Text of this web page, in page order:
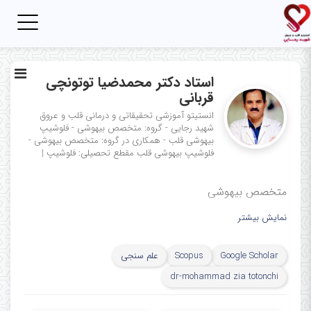
استاد دکتر محمدضیا توتونچی
قربانی
انستیتو آموزشی تحقیقاتی و درمانی قلب و عروق
شهید رجایی - گروه: متخصص بیهوشی - فلوشیپ
بیهوشی قلب - همکاری در گروه: متخصص بیهوشی -
فلوشیپ بیهوشی قلب مقطع تحصیلی: فلوشیپ |
متخصص بیهوشی
نمایش بیشتر
Google Scholar
Scopus
علم سنجی
dr-mohammad zia totonchi